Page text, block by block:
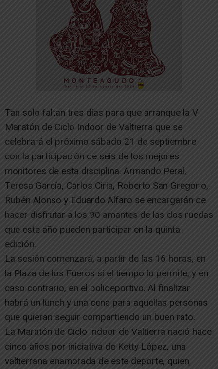
Tan solo faltan tres días para que arranque la V
Maratón de Ciclo Indoor de Valtierra que se
celebrará el próximo sábado 21 de septiembre
con la participación de seis de los mejores
monitores de esta disciplina. Armando Peral,
Teresa García, Carlos Ciria, Roberto San Gregorio,
Rubén Alonso y Eduardo Alfaro se encargarán de
hacer disfrutar a los 90 amantes de las dos ruedas
que este año pueden participar en la quinta
edición.
La sesión comenzará, a partir de las 16 horas, en
la Plaza de los Fueros si el tiempo lo permite, y en
caso contrario, en el polideportivo. Al finalizar
habrá un lunch y una cena para aquellas personas
que quieran seguir compartiendo un buen rato.
La Maratón de Ciclo Indoor de Valtierra nació hace
cinco años por iniciativa de Ketty López, una
valtierrana enamorada de este deporte, quien